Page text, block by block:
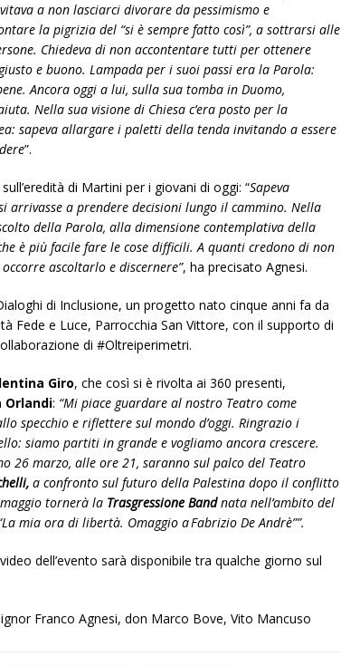
a non lasciarci divorare da pessimismo e
la pigrizia del “si è sempre fatto così”, a sottrarsi alle
Chiedeva di non accontentare tutti per ottenere
e buono. Lampada per i suoi passi era la Parola:
Ancora oggi a lui, sulla sua tomba in Duomo,
Nella sua visione di Chiesa c’era posto per la
sapeva allargare i paletti della tenda invitando a essere
”.
di Martini per i giovani di oggi: “Sapeva
arrivasse a prendere decisioni lungo il cammino. Nella
della Parola, alla dimensione contemplativa della
è più facile fare le cose difficili. A quanti credono di non
ascoltarlo e discernere”, ha precisato Agnesi.
di Inclusione, un progetto nato cinque anni fa da
Fede e Luce, Parrocchia San Vittore, con il supporto di
di #Oltreiperimetri.
Giro, che così si è rivolta ai 360 presenti,
Orlandi: “Mi piace guardare al nostro Teatro come
specchio e riflettere sul mondo d’oggi. Ringrazio i
siamo partiti in grande e vogliamo ancora crescere.
26 marzo, alle ore 21, saranno sul palco del Teatro
a confronto sul futuro della Palestina dopo il conflitto
tornerà la Trasgressione Bandnata nell’ambito del
mia ora di libertà. Omaggio a Fabrizio De Andrè””.
dell’evento sarà disponibile tra qualche giorno sul
Franco Agnesi, don Marco Bove, Vito Mancuso